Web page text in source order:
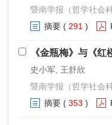
暨南学报（哲学社会
摘要 ( 291 )
《金瓶梅》与《
史小军, 王舒欣
暨南学报（哲学社会
摘要 ( 353 )